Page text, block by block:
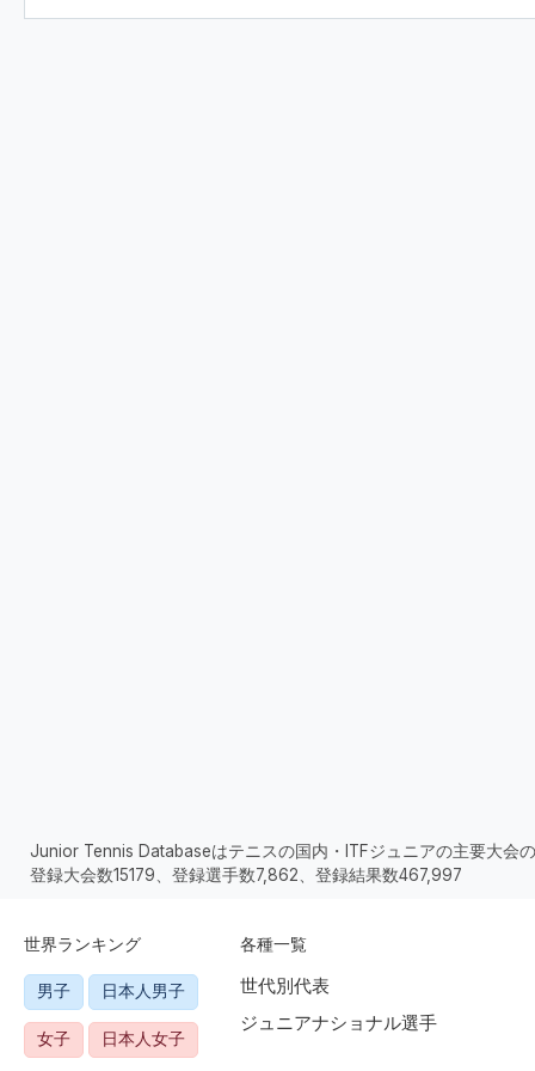
Junior Tennis Databaseはテニスの国内・ITFジュニアの主要大会
登録大会数15179、登録選手数7,862、登録結果数467,997
世界ランキング
男子 日本人男子
女子 日本人女子
各種一覧
世代別代表
ジュニアナショナル選手